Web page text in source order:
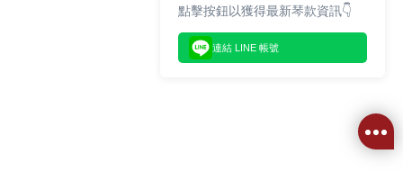
點擊按鈕以獲得最新琴款資訊👇
連結 LINE 帳號